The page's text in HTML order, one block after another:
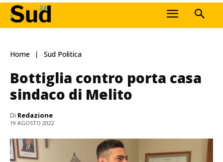
Home Sud Politica
Bottiglia contro porta casa
sindaco di Melito
Di Redazione
19 AGOSTO 2022